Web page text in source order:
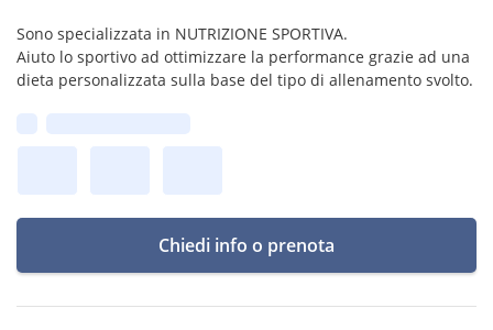
Sono specializzata in NUTRIZIONE SPORTIVA.
Aiuto lo sportivo ad ottimizzare la performance grazie ad una
dieta personalizzata sulla base del tipo di allenamento svolto.
Chiedi info o prenota